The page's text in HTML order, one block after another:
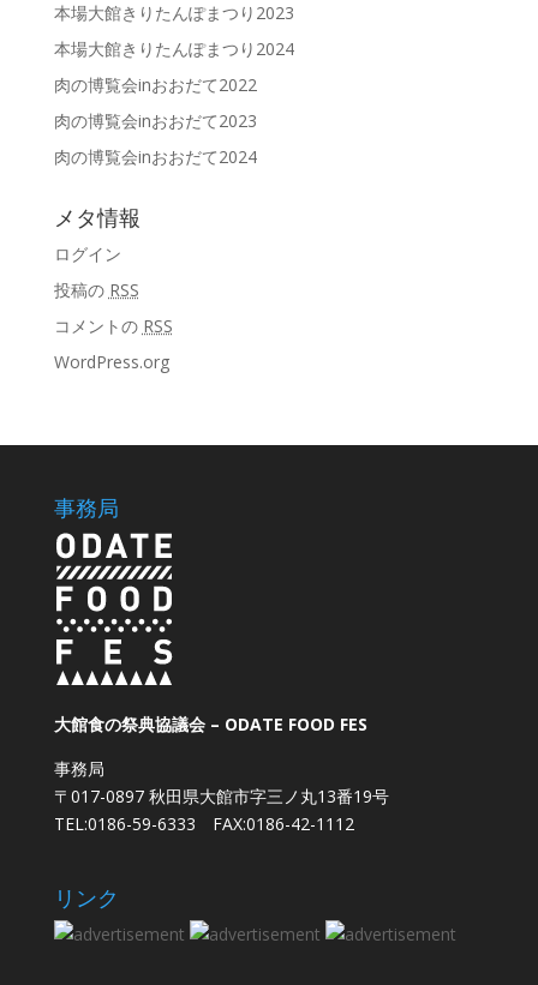
本場大館きりたんぽまつり2023
本場大館きりたんぽまつり2024
肉の博覧会inおおだて2022
肉の博覧会inおおだて2023
肉の博覧会inおおだて2024
メタ情報
ログイン
投稿の RSS
コメントの RSS
WordPress.org
事務局
大館食の祭典協議会 – ODATE FOOD FES
事務局
〒017-0897 秋田県大館市字三ノ丸13番19号
TEL:0186-59-6333 FAX:0186-42-1112
リンク